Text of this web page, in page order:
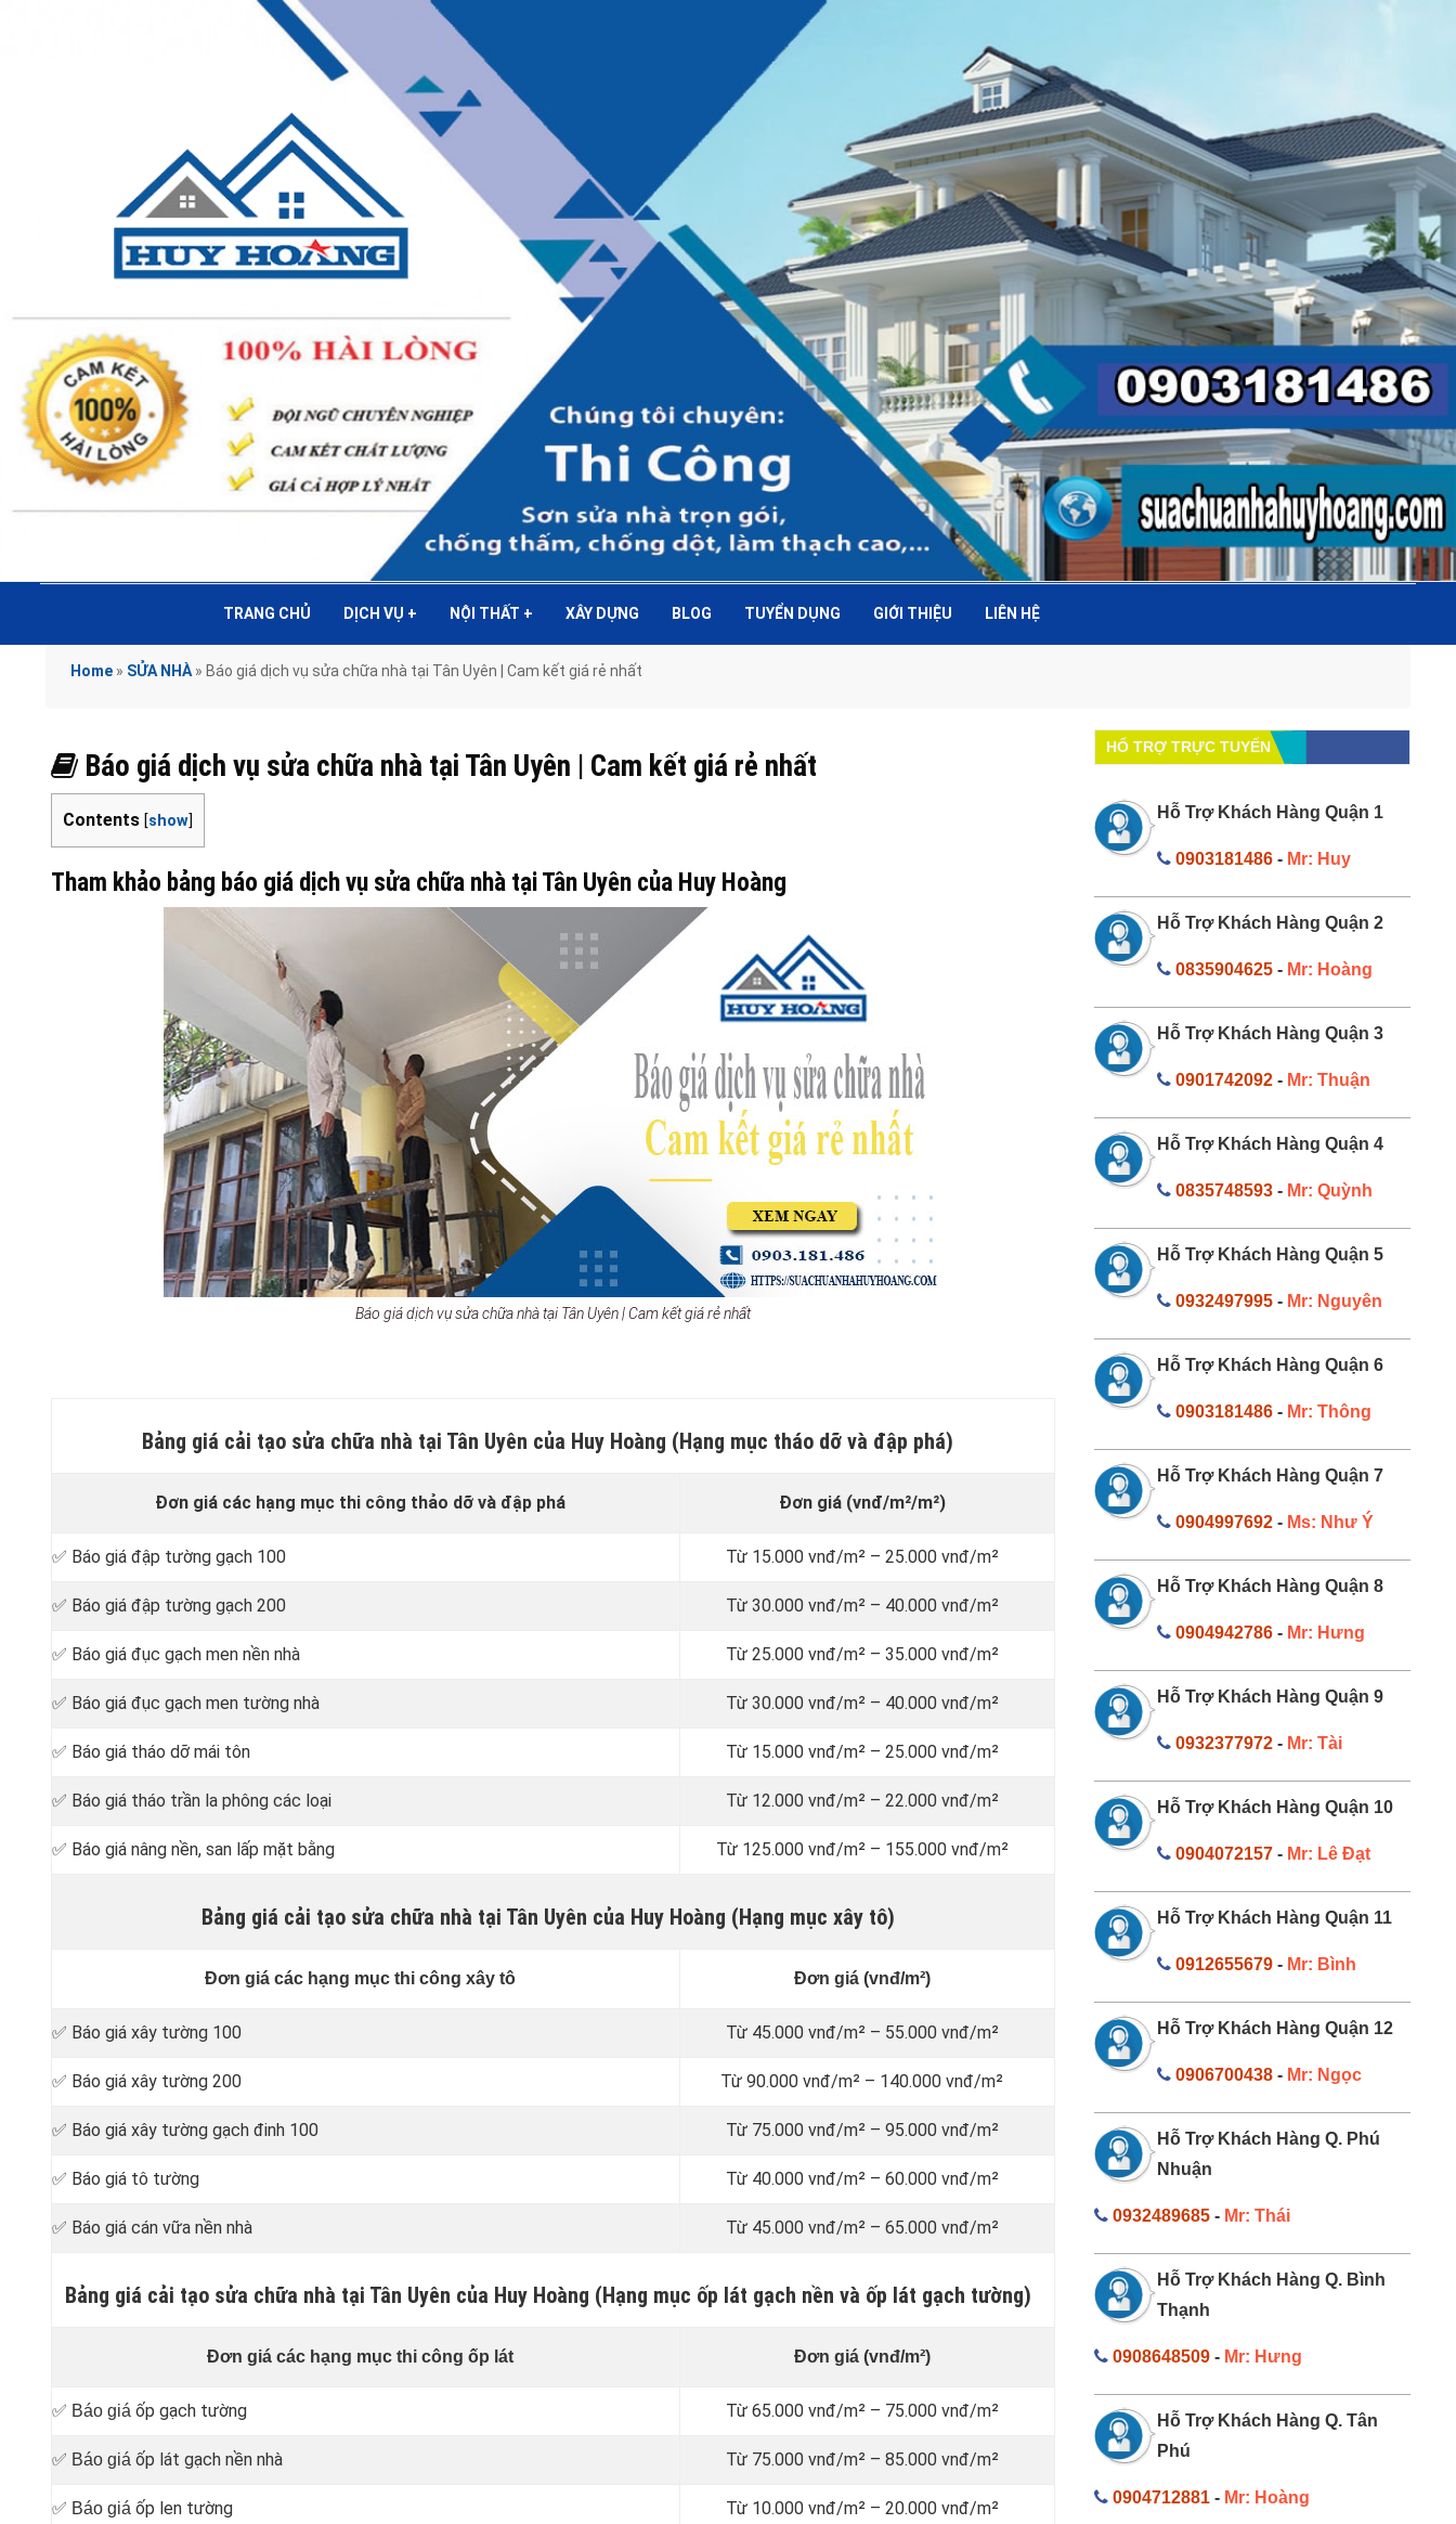
TRANG CHỦ DỊCH VỤ + NỘI THẤT + XÂY DỰNG BLOG TUYỂN DỤNG GIỚI THIỆU LIÊN HỆ
Home » SỬA NHÀ » Báo giá dịch vụ sửa chữa nhà tại Tân Uyên | Cam kết giá rẻ nhất
Báo giá dịch vụ sửa chữa nhà tại Tân Uyên | Cam kết giá rẻ nhất
Contents [show]
Tham khảo bảng báo giá dịch vụ sửa chữa nhà tại Tân Uyên của Huy Hoàng
Báo giá dịch vụ sửa chữa nhà tại Tân Uyên | Cam kết giá rẻ nhất
Bảng giá cải tạo sửa chữa nhà tại Tân Uyên của Huy Hoàng (Hạng mục tháo dỡ và đập phá)
Đơn giá các hạng mục thi công thảo dỡ và đập phá Đơn giá (vnđ/m²/m²)
✅ Báo giá đập tường gạch 100 Từ 15.000 vnđ/m² – 25.000 vnđ/m²
✅ Báo giá đập tường gạch 200 Từ 30.000 vnđ/m² – 40.000 vnđ/m²
✅ Báo giá đục gạch men nền nhà Từ 25.000 vnđ/m² – 35.000 vnđ/m²
✅ Báo giá đục gạch men tường nhà Từ 30.000 vnđ/m² – 40.000 vnđ/m²
✅ Báo giá tháo dỡ mái tôn Từ 15.000 vnđ/m² – 25.000 vnđ/m²
✅ Báo giá tháo trần la phông các loại Từ 12.000 vnđ/m² – 22.000 vnđ/m²
✅ Báo giá nâng nền, san lấp mặt bằng Từ 125.000 vnđ/m² – 155.000 vnđ/m²
Bảng giá cải tạo sửa chữa nhà tại Tân Uyên của Huy Hoàng (Hạng mục xây tô)
Đơn giá các hạng mục thi công xây tô Đơn giá (vnđ/m²)
✅ Báo giá xây tường 100 Từ 45.000 vnđ/m² – 55.000 vnđ/m²
✅ Báo giá xây tường 200 Từ 90.000 vnđ/m² – 140.000 vnđ/m²
✅ Báo giá xây tường gạch đinh 100 Từ 75.000 vnđ/m² – 95.000 vnđ/m²
✅ Báo giá tô tường Từ 40.000 vnđ/m² – 60.000 vnđ/m²
✅ Báo giá cán vữa nền nhà Từ 45.000 vnđ/m² – 65.000 vnđ/m²
Bảng giá cải tạo sửa chữa nhà tại Tân Uyên của Huy Hoàng (Hạng mục ốp lát gạch nền và ốp lát gạch tường)
Đơn giá các hạng mục thi công ốp lát Đơn giá (vnđ/m²)
✅ Báo giá ốp gạch tường Từ 65.000 vnđ/m² – 75.000 vnđ/m²
✅ Báo giá ốp lát gạch nền nhà Từ 75.000 vnđ/m² – 85.000 vnđ/m²
✅ Báo giá ốp len tường Từ 10.000 vnđ/m² – 20.000 vnđ/m²
HỔ TRỢ TRỰC TUYẾN
Hỗ Trợ Khách Hàng Quận 1
0903181486 - Mr: Huy
Hỗ Trợ Khách Hàng Quận 2
0835904625 - Mr: Hoàng
Hỗ Trợ Khách Hàng Quận 3
0901742092 - Mr: Thuận
Hỗ Trợ Khách Hàng Quận 4
0835748593 - Mr: Quỳnh
Hỗ Trợ Khách Hàng Quận 5
0932497995 - Mr: Nguyên
Hỗ Trợ Khách Hàng Quận 6
0903181486 - Mr: Thông
Hỗ Trợ Khách Hàng Quận 7
0904997692 - Ms: Như Ý
Hỗ Trợ Khách Hàng Quận 8
0904942786 - Mr: Hưng
Hỗ Trợ Khách Hàng Quận 9
0932377972 - Mr: Tài
Hỗ Trợ Khách Hàng Quận 10
0904072157 - Mr: Lê Đạt
Hỗ Trợ Khách Hàng Quận 11
0912655679 - Mr: Bình
Hỗ Trợ Khách Hàng Quận 12
0906700438 - Mr: Ngọc
Hỗ Trợ Khách Hàng Q. Phú
Nhuận
0932489685- Mr: Thái
Hỗ Trợ Khách Hàng Q. Bình
Thạnh
0908648509- Mr: Hưng
Hỗ Trợ Khách Hàng Q. Tân
Phú
0904712881- Mr: Hoàng